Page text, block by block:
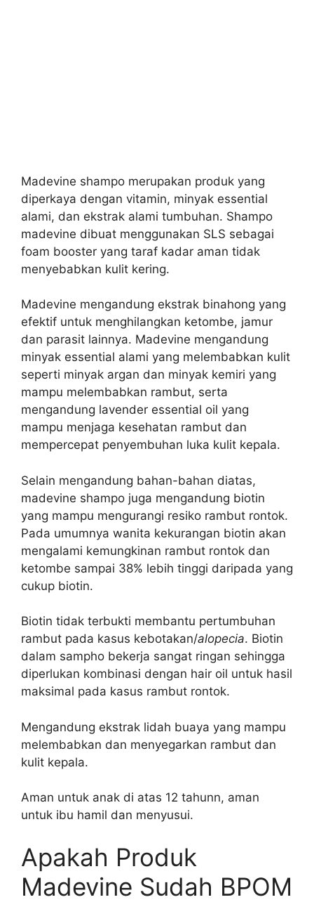
Madevine shampo merupakan produk yang
diperkaya dengan vitamin, minyak essential
alami, dan ekstrak alami tumbuhan. Shampo
madevine dibuat menggunakan SLS sebagai
foam booster yang taraf kadar aman tidak
menyebabkan kulit kering.
Madevine mengandung ekstrak binahong yang
efektif untuk menghilangkan ketombe, jamur
dan parasit lainnya. Madevine mengandung
minyak essential alami yang melembabkan kulit
seperti minyak argan dan minyak kemiri yang
mampu melembabkan rambut, serta
mengandung lavender essential oil yang
mampu menjaga kesehatan rambut dan
mempercepat penyembuhan luka kulit kepala.
Selain mengandung bahan-bahan diatas,
madevine shampo juga mengandung biotin
yang mampu mengurangi resiko rambut rontok.
Pada umumnya wanita kekurangan biotin akan
mengalami kemungkinan rambut rontok dan
ketombe sampai 38% lebih tinggi daripada yang
cukup biotin.
Biotin tidak terbukti membantu pertumbuhan
rambut pada kasus kebotakan/alopecia. Biotin
dalam sampho bekerja sangat ringan sehingga
diperlukan kombinasi dengan hair oil untuk hasil
maksimal pada kasus rambut rontok.
Mengandung ekstrak lidah buaya yang mampu
melembabkan dan menyegarkan rambut dan
kulit kepala.
Aman untuk anak di atas 12 tahunn, aman
untuk ibu hamil dan menyusui.
Apakah Produk
Madevine Sudah BPOM